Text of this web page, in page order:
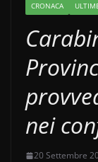
CRONACA
nei
20 Settembre